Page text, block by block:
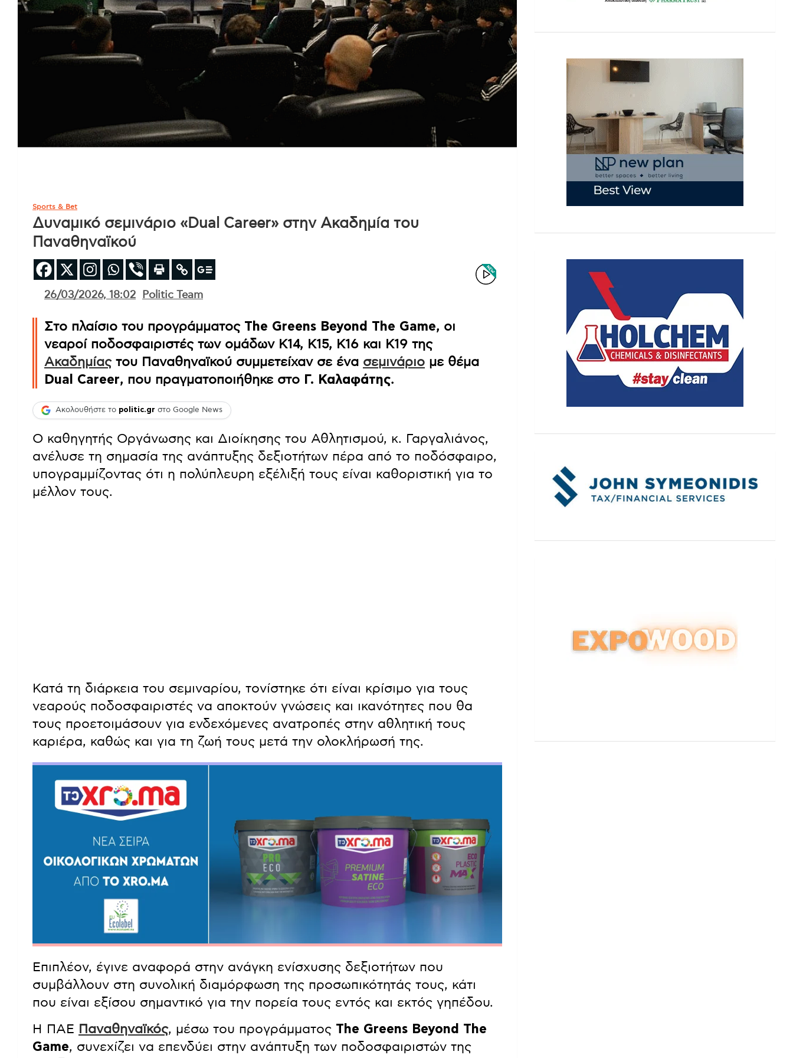
Sports & Bet
Δυναμικό σεμινάριο «Dual Career» στην Ακαδημία του
Παναθηναϊκού
26/03/2026, 18:02 Politic Team
Στο πλαίσιο του προγράμματος The Greens Beyond The Game, οι
νεαροί ποδοσφαιριστές των ομάδων Κ14, Κ15, Κ16 και Κ19 της
Ακαδημίαςτου Παναθηναϊκού συμμετείχαν σε ένα σεμινάριο με θέμα
Dual Career, που πραγματοποιήθηκε στο Γ. Καλαφάτης.
Ακολουθήστε το politic.gr στο Google News
Ο καθηγητής Οργάνωσης και Διοίκησης του Αθλητισμού, κ. Γαργαλιάνος,
ανέλυσε τη σημασία της ανάπτυξης δεξιοτήτων πέρα από το ποδόσφαιρο,
υπογραμμίζοντας ότι η πολύπλευρη εξέλιξή τους είναι καθοριστική για το
μέλλον τους.
Κατά τη διάρκεια του σεμιναρίου, τονίστηκε ότι είναι κρίσιμο για τους
νεαρούς ποδοσφαιριστές να αποκτούν γνώσεις και ικανότητες που θα
τους προετοιμάσουν για ενδεχόμενες ανατροπές στην αθλητική τους
καριέρα, καθώς και για τη ζωή τους μετά την ολοκλήρωσή της.
Επιπλέον, έγινε αναφορά στην ανάγκη ενίσχυσης δεξιοτήτων που
συμβάλλουν στη συνολική διαμόρφωση της προσωπικότητάς τους, κάτι
που είναι εξίσου σημαντικό για την πορεία τους εντός και εκτός γηπέδου.
Η ΠΑΕ Παναθηναϊκός, μέσω του προγράμματος The Greens Beyond The
Game, συνεχίζει να επενδύει στην ανάπτυξη των ποδοσφαιριστών της